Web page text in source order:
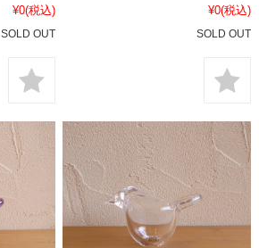
¥0(税込)
SOLD OUT
¥0(税込)
SOLD OUT